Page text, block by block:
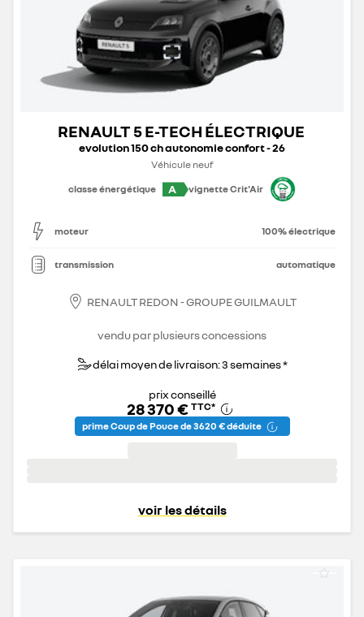
RENAULT 5 E-TECH ÉLECTRIQUE
evolution 150 ch autonomie confort - 26
Véhicule neuf
classe énergétique
A vignette Crit'Air
moteur 100% électrique
transmission automatique
RENAULT REDON - GROUPE GUILMAULT
vendu par plusieurs concessions
délai moyen de livraison: 3 semaines *
prix conseillé
28 370 € TTC*
prime Coup de Pouce de 3 620 € déduite
voir les détails